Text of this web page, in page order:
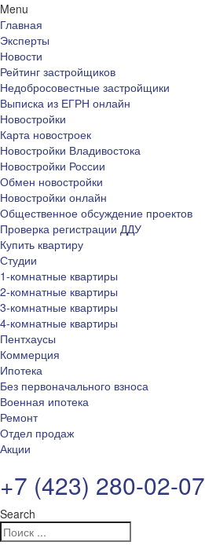
Menu
Главная
Эксперты
Новости
Рейтинг застройщиков
Недобросовестные застройщики
Выписка из ЕГРН онлайн
Новостройки
Карта новостроек
Новостройки Владивостока
Новостройки России
Обмен новостройки
Новостройки онлайн
Общественное обсуждение проектов
Проверка регистрации ДДУ
Купить квартиру
Студии
1-комнатные квартиры
2-комнатные квартиры
3-комнатные квартиры
4-комнатные квартиры
Пентхаусы
Коммерция
Ипотека
Без первоначального взноса
Военная ипотека
Ремонт
Отдел продаж
Акции
+7 (423) 280-02-07
Search